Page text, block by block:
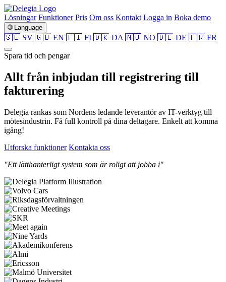
Lösningar Funktioner Pris Om oss Kontakt Logga in Boka demo
🌐 Language
🇸🇪 SV 🇬🇧 EN 🇫🇮 FI 🇩🇰 DA 🇳🇴 NO 🇩🇪 DE 🇫🇷 FR
Spara tid och pengar
Allt från inbjudan till registrering till
fakturering
Delegia rankas som Nordens ledande leverantör av IT-verktyg till
mötesindustrin. Få full kontroll på dina deltagare. Enkelt att komma
igång!
Utforska funktioner Kontakta oss
"Ett lätthanterligt system som är roligt att jobba i"